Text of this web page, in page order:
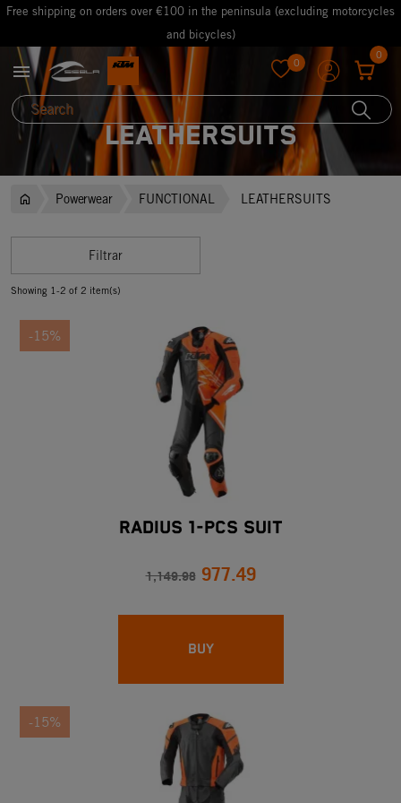
Free shipping on orders over €100 in the peninsula (excluding motorcycles
and bicycles)
 0
0
LEATHERSUITS
Powerwear FUNCTIONAL LEATHERSUITS
Filtrar
Showing 1-2 of 2 item(s)
-15%
RADIUS 1-PCS SUIT
1,149.98 977.49
BUY
-15%